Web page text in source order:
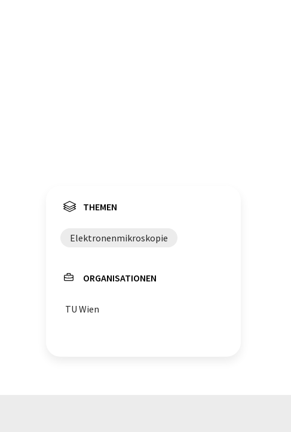
THEMEN
Elektronenmikroskopie
ORGANISATIONEN
TU Wien